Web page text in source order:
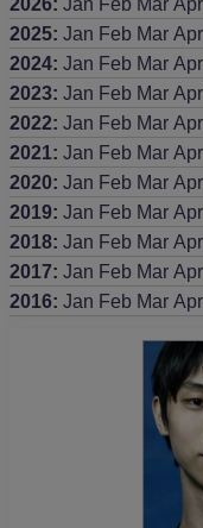
2025: Jan Feb Mar Apr
2024: Jan Feb Mar Apr
2023: Jan Feb Mar Apr
2022: Jan Feb Mar Apr
2021 : Jan Feb Mar Apr
2020: Jan Feb Mar Apr
2019: Jan Feb Mar Apr
2018: Jan Feb Mar Apr
2017: Jan Feb Mar Apr
2016: Jan Feb Mar Apr